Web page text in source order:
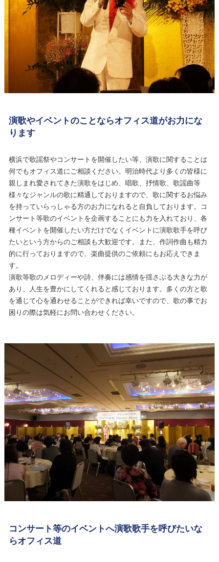
演歌やイベントのことならオフィス道がお力にな
ります
横浜で歌謡祭やコンサートを開催したい等、演歌に関することは
何でもオフィス道にご相談ください。明治時代より多くの皆様に
親しまれ愛されてきた演歌をはじめ、唱歌、抒情歌、歌謡曲等
様々なジャンルの歌に精通しておりますので、歌に関するお悩み
を持っていらっしゃる方のお力になれると自負しております。コ
ンサート等歌のイベントを企画することにも力を入れており、各
種イベントを開催したい方だけでなくイベントに演歌歌手を呼び
たいという方からのご相談も大歓迎です。また、作詞作曲も精力
的に行っておりますので、楽曲提供のご依頼にもお応えできま
す。
演歌等歌のメロディーや詩、伴奏には感情を揺さぶる大きな力が
あり、人生を豊かにしてくれると感じております。多くの方と歌
を通じて心を通わせることができれば幸いですので、歌の事でお
困りの際は気軽にお問い合わせください。
コンサート等のイベントへ演歌歌手を呼びたいな
らオフィス道